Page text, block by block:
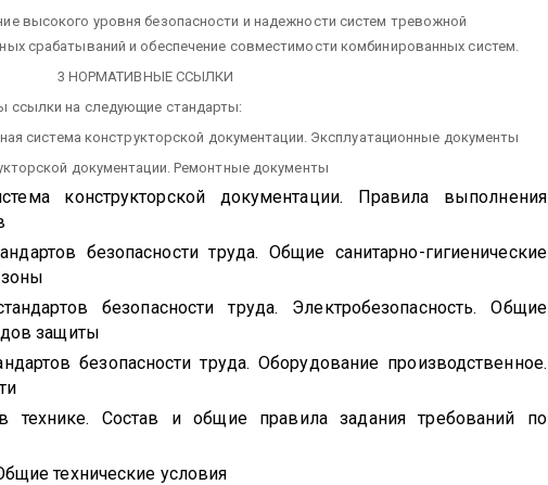
высокого уровня безопасности и надежности систем тревожной
срабатываний и обеспечение совместимости комбинированных систем.
3 НОРМАТИВНЫЕ ССЫЛКИ
ссылки на следующие стандарты:
система конструкторской документации. Эксплуатационные документы
документации. Ремонтные документы
конструкторской документации. Правила выполнения
безопасности труда. Общие санитарно-гигиенические
безопасности труда. Электробезопасность. Общие
защиты
безопасности труда. Оборудование производственное.
технике. Состав и общие правила задания требований по
технические условия